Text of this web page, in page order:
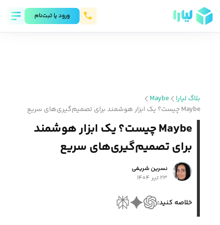
ورود يا ثبت‌نام
بلاگ لیارا
Maybe
Maybe چیست؟ یک ابزار هوشمند برای تصمیم‌گیری‌های سریع
Maybe چیست؟ یک ابزار هوشمند
برای تصمیم‌گیری‌های سریع
نسرین شریفی
۲۳ تیر ۱۴۰۴
خلاصه کنید: